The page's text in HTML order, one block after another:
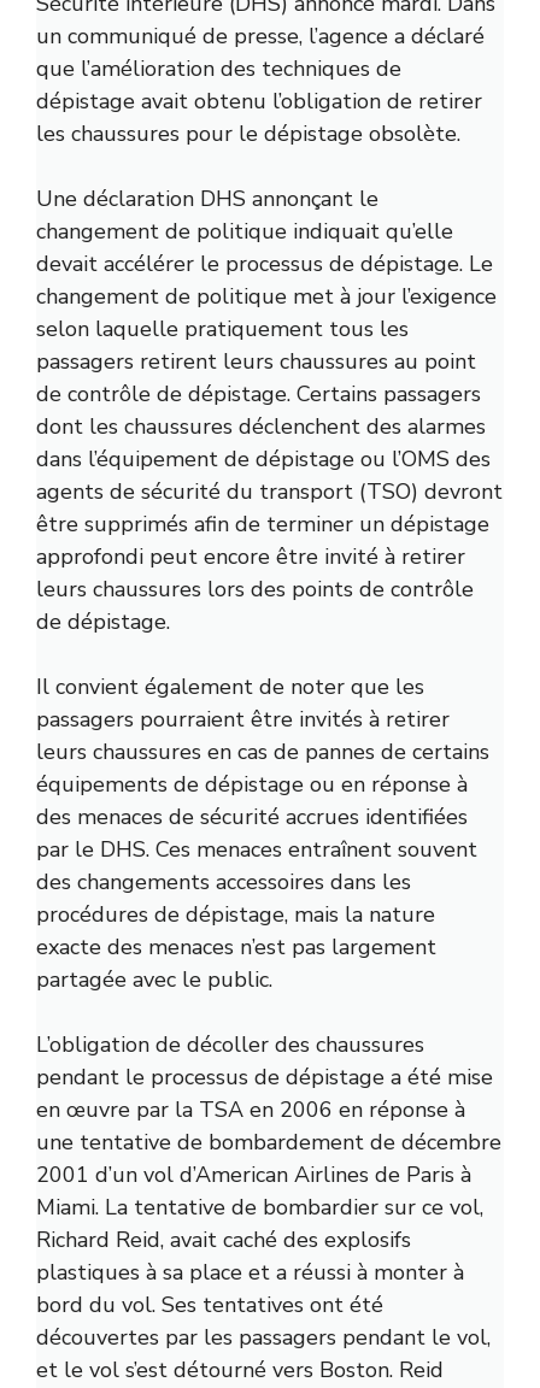
un communiqué de presse, l’agence a déclaré
que l’amélioration des techniques de
dépistage avait obtenu l’obligation de retirer
les chaussures pour le dépistage obsolète.
Une déclaration DHS annonçant le
changement de politique indiquait qu’elle
devait accélérer le processus de dépistage. Le
changement de politique met à jour l’exigence
selon laquelle pratiquement tous les
passagers retirent leurs chaussures au point
de contrôle de dépistage. Certains passagers
dont les chaussures déclenchent des alarmes
dans l’équipement de dépistage ou l’OMS des
agents de sécurité du transport (TSO) devront
être supprimés afin de terminer un dépistage
approfondi peut encore être invité à retirer
leurs chaussures lors des points de contrôle
de dépistage.
Il convient également de noter que les
passagers pourraient être invités à retirer
leurs chaussures en cas de pannes de certains
équipements de dépistage ou en réponse à
des menaces de sécurité accrues identifiées
par le DHS. Ces menaces entraînent souvent
des changements accessoires dans les
procédures de dépistage, mais la nature
exacte des menaces n’est pas largement
partagée avec le public.
L’obligation de décoller des chaussures
pendant le processus de dépistage a été mise
en œuvre par la TSA en 2006 en réponse à
une tentative de bombardement de décembre
2001 d’un vol d’American Airlines de Paris à
Miami. La tentative de bombardier sur ce vol,
Richard Reid, avait caché des explosifs
plastiques à sa place et a réussi à monter à
bord du vol. Ses tentatives ont été
découvertes par les passagers pendant le vol,
et le vol s’est détourné vers Boston. Reid